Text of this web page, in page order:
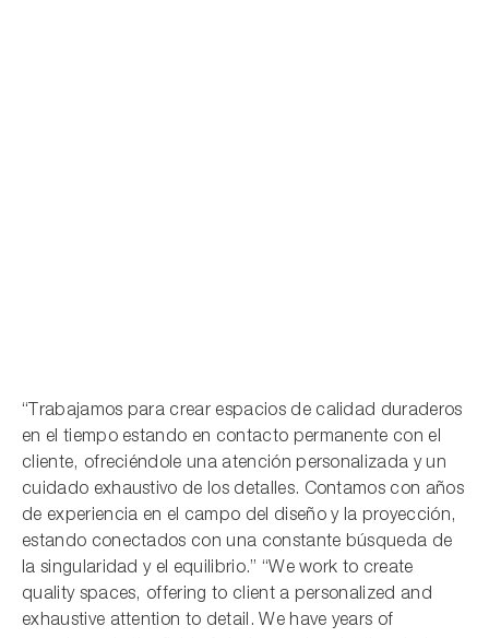
“Trabajamos para crear espacios de calidad duraderos
en el tiempo estando en contacto permanente con el
cliente, ofreciéndole una atención personalizada y un
cuidado exhaustivo de los detalles. Contamos con años
de experiencia en el campo del diseño y la proyección,
estando conectados con una constante búsqueda de
la singularidad y el equilibrio.” “We work to create
quality spaces, offering to client a personalized and
exhaustive attention to detail. We have years of